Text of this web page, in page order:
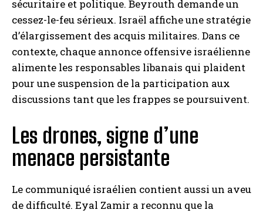
sécuritaire et politique. Beyrouth demande un
cessez-le-feu sérieux. Israël affiche une stratégie
d’élargissement des acquis militaires. Dans ce
contexte, chaque annonce offensive israélienne
alimente les responsables libanais qui plaident
pour une suspension de la participation aux
discussions tant que les frappes se poursuivent.
Les drones, signe d’une
menace persistante
Le communiqué israélien contient aussi un aveu
de difficulté. Eyal Zamir a reconnu que la